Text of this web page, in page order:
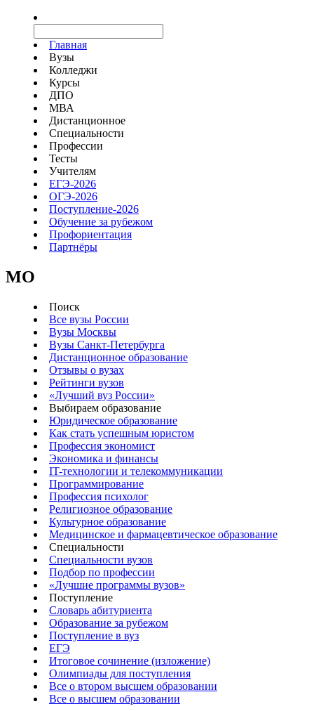
Главная
Вузы
Колледжи
Курсы
ДПО
МВА
Дистанционное
Специальности
Профессии
Тесты
Учителям
ЕГЭ-2026
ОГЭ-2026
Поступление-2026
Обучение за рубежом
Профориентация
Партнёры
MO
Поиск
Все вузы России
Вузы Москвы
Вузы Санкт-Петербурга
Дистанционное образование
Отзывы о вузах
Рейтинги вузов
«Лучший вуз России»
Выбираем образование
Юридическое образование
Как стать успешным юристом
Профессия экономист
Экономика и финансы
IT-технологии и телекоммуникации
Программирование
Профессия психолог
Религиозное образование
Культурное образование
Медицинское и фармацевтическое образование
Специальности
Специальности вузов
Подбор по профессии
«Лучшие программы вузов»
Поступление
Словарь абитуриента
Образование за рубежом
Поступление в вуз
ЕГЭ
Итоговое сочинение (изложение)
Олимпиады для поступления
Все о втором высшем образовании
Все о высшем образовании